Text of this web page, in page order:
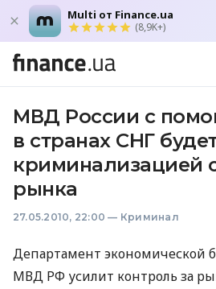
Multi от Finance.ua
(8,9K+)
МВД России с
в странах СНГ
криминализацией
рынка
27.05.2010, 22:00 — Криминал
Департамент экономической
МВД РФ усилит контроль за